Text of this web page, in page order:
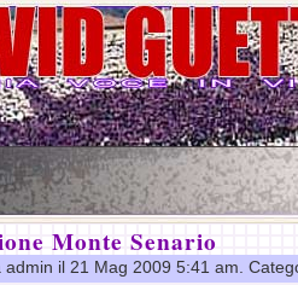
Monte Senario
admin il 21 Mag 2009 5:41 am.